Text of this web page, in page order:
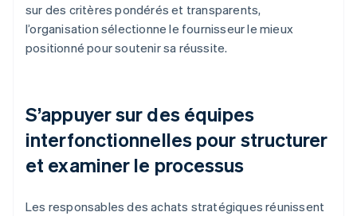
sur des critères pondérés et transparents,
l’organisation sélectionne le fournisseur le mieux
positionné pour soutenir sa réussite.
S’appuyer sur des équipes
interfonctionnelles pour structurer
et examiner le processus
Les responsables des achats stratégiques réunissent